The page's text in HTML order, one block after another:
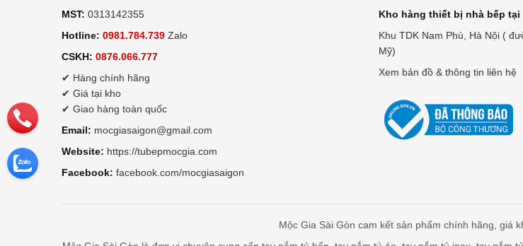
MST: 0313142355
Hotline: 0981.784.739 Zalo
CSKH: 0876.066.777
✔ Hàng chính hãng
✔ Giá tại kho
✔ Giao hàng toàn quốc
Email: mocgiasaigon@gmail.com
Website: https://tubepmocgia.com
Facebook: facebook.com/mocgiasaigon
Kho hàng thiết bị nhà bếp tại
Khu TDK Nam Phù, Hà Nội (
Mỹ)
Xem bản đồ & thông tin liên hệ
Mộc Gia Sài Gòn cam kết sản phẩm chính hãng, giá